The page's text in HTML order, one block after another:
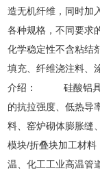
造无机纤维，同时加
各种规格，不同要求
化学稳定性不含粘结
填充、纤维浇注料、
介绍： 硅酸铝具有
的抗拉强度、低热导
料、窑炉砌体膨胀缝
模块/折叠块加工材
温、化工工业高温管